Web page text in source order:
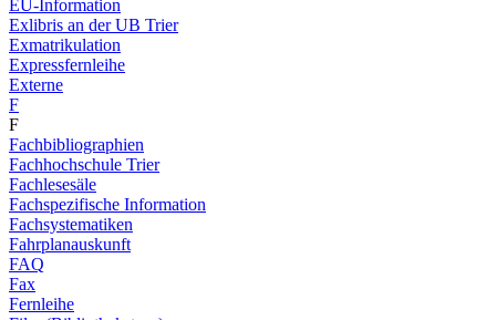
EU-Information
Exlibris an der UB Trier
Exmatrikulation
Expressfernleihe
Externe
F
F
Fachbibliographien
Fachhochschule Trier
Fachlesesäle
Fachspezifische Information
Fachsystematiken
Fahrplanauskunft
FAQ
Fax
Fernleihe